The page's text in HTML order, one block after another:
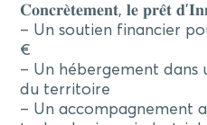
𝐂𝐨𝐧𝐜𝐫𝐞̀𝐭𝐞𝐦𝐞𝐧𝐭, 𝐥𝐞 𝐩𝐫𝐞̂𝐭
– Un soutien financier
€
– Un hébergement dans
du territoire
– Un accompagnement